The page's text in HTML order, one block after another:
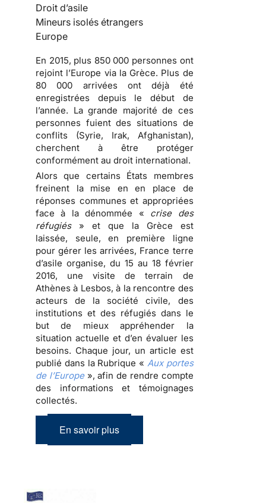
Droit d’asile
Mineurs isolés étrangers
Europe
En 2015, plus 850 000 personnes ont
rejoint l’Europe via la Grèce. Plus de
80 000 arrivées ont déjà été
enregistrées depuis le début de
l’année. La grande majorité de ces
personnes fuient des situations de
conflits (Syrie, Irak, Afghanistan),
cherchent à être protéger
conformément au droit international.
Alors que certains États membres
freinent la mise en en place de
réponses communes et appropriées
face à la dénommée « crise des
réfugiés» et que la Grèce est
laissée, seule, en première ligne
pour gérer les arrivées, France terre
d’asile organise, du 15 au 18 février
2016, une visite de terrain de
Athènes à Lesbos, à la rencontre des
acteurs de la société civile, des
institutions et des réfugiés dans le
but de mieux appréhender la
situation actuelle et d’en évaluer les
besoins. Chaque jour, un article est
publié dans la Rubrique « Aux portes
de l’Europe», afin de rendre compte
des informations et témoignages
collectés.
En savoir plus